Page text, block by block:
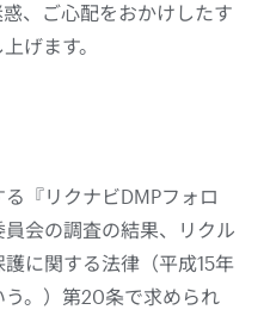
、ご心配をおかけしたす
げます。
『リクナビDMPフォロ
会の調査の結果、リクル
に関する法律（平成15年
。）第20条で求められ